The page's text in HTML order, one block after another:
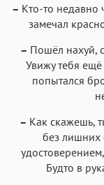
– Кто-то недавно
замечал
– Пошёл нахуй,
Увижу тебя
попытался
– Как скажешь,
без лишних
Будто в